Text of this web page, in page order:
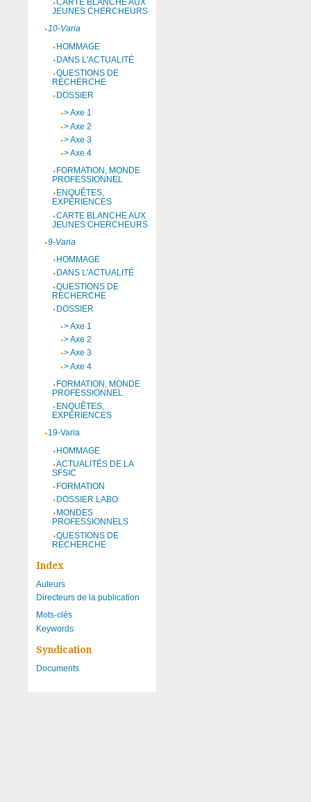
CARTE BLANCHE AUX
JEUNES CHERCHEURS
10-Varia
HOMMAGE
DANS L'ACTUALITÉ
QUESTIONS DE
RECHERCHE
DOSSIER
> Axe 1
> Axe 2
> Axe 3
> Axe 4
FORMATION, MONDE
PROFESSIONNEL
ENQUÊTES,
EXPÉRIENCES
CARTE BLANCHE AUX
JEUNES CHERCHEURS
9-Varia
HOMMAGE
DANS L'ACTUALITÉ
QUESTIONS DE
RECHERCHE
DOSSIER
> Axe 1
> Axe 2
> Axe 3
> Axe 4
FORMATION, MONDE
PROFESSIONNEL
ENQUÊTES,
EXPÉRIENCES
19-Varia
HOMMAGE
ACTUALITÉS DE LA
SFSIC
FORMATION
DOSSIER LABO
MONDES
PROFESSIONNELS
QUESTIONS DE
RECHERCHE
Index
Auteurs
Directeurs de la publication
Mots-clés
Keywords
Syndication
Documents